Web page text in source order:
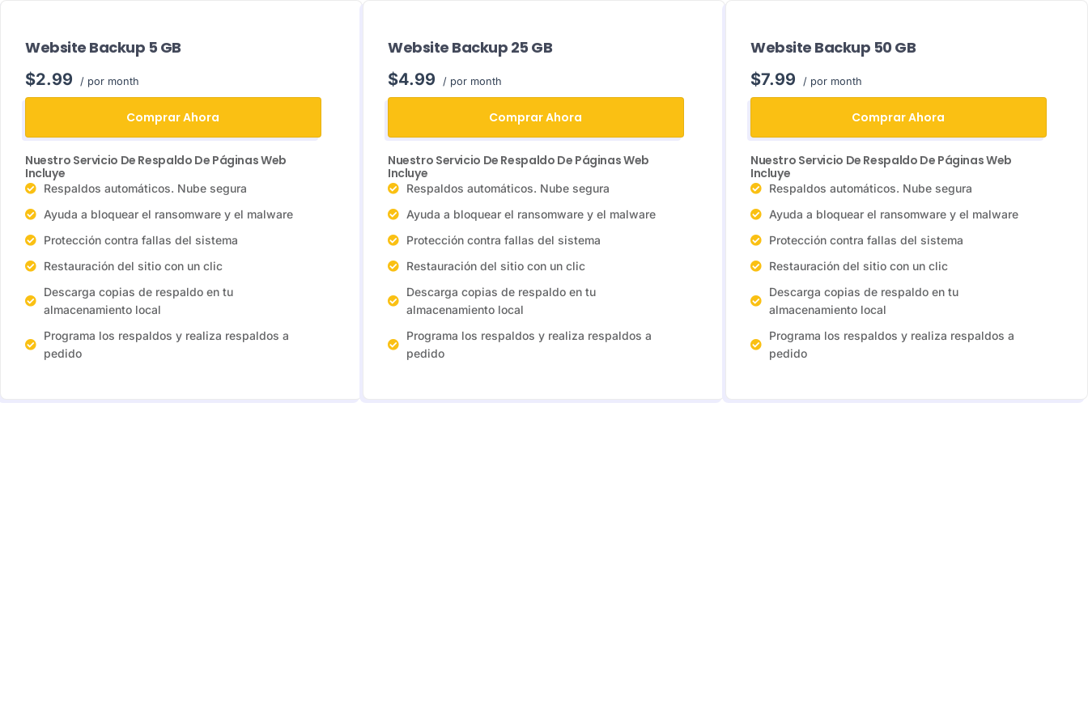
Website Backup 5 GB
$2.99 / por month
Comprar Ahora
Nuestro Servicio De Respaldo De Páginas Web
Incluye
Respaldos automáticos. Nube segura
Ayuda a bloquear el ransomware y el malware
Protección contra fallas del sistema
Restauración del sitio con un clic
Descarga copias de respaldo en tu
almacenamiento local
Programa los respaldos y realiza respaldos a
pedido
Website Backup 25 GB
$4.99 / por month
Comprar Ahora
Nuestro Servicio De Respaldo De Páginas Web
Incluye
Respaldos automáticos. Nube segura
Ayuda a bloquear el ransomware y el malware
Protección contra fallas del sistema
Restauración del sitio con un clic
Descarga copias de respaldo en tu
almacenamiento local
Programa los respaldos y realiza respaldos a
pedido
Website Backup 50 GB
$7.99 / por month
Comprar Ahora
Nuestro Servicio De Respaldo De Páginas Web
Incluye
Respaldos automáticos. Nube segura
Ayuda a bloquear el ransomware y el malware
Protección contra fallas del sistema
Restauración del sitio con un clic
Descarga copias de respaldo en tu
almacenamiento local
Programa los respaldos y realiza respaldos a
pedido